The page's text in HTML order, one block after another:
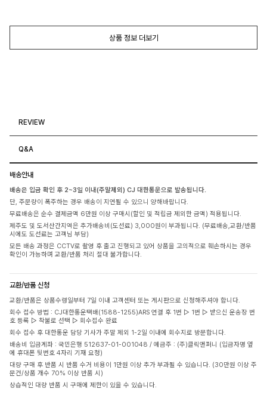
상품 정보 더보기
REVIEW
Q&A
배송안내
배송은 입금 확인 후 2~3일 이내(주말제외) CJ 대한통운으로 발송됩니다.
단, 주문량이 폭주하는 경우 배송이 지연될 수 있으니 양해바랍니다.
무료배송은 순수 결제금액 6만원 이상 구매시(할인 및 적립금 제외한 금액) 적용됩니다.
제주도 및 도서산간지역은 추가배송비(도선료) 3,000원이 부과됩니다. (무료배송,교환/반품
시에도 도선료는 고객님 부담)
모든 배송 과정은 CCTV로 촬영 후 출고 진행되고 있어 상품을 고의적으로 훼손하시는 경우
확인이 가능하며 교환/반품 처리 절대 불가합니다.
교환/반품 신청
교환/반품은 상품수령일부터 7일 이내 고객센터 또는 게시판으로 신청해주셔야 합니다.
회수 접수 방법 : CJ대한통운택배(1588-1255)ARS 연결 후 1번 ▷ 1번 ▷ 받으신 운송장 번
호 등록 ▷ 착불로 선택 ▷ 회수접수 완료
회수 접수 후 대한통운 담당 기사가 주말 제외 1-2일 이내에 회수지로 방문합니다.
배송비 입금계좌 : 국민은행 512637-01-001048 / 예금주 : (주)클릭앤퍼니 (입금자명 옆
에 휴대폰 뒷번호 4자리 기재 요청)
대량 구매 후 반품 시 반품 수거 비용이 1만원 이상 추가 부과될 수 있습니다. (30만원 이상 주
문건/상품 개수 70% 이상 반품 시)
상습적인 대량 반품 시 구매에 제한이 있을 수 있습니다.